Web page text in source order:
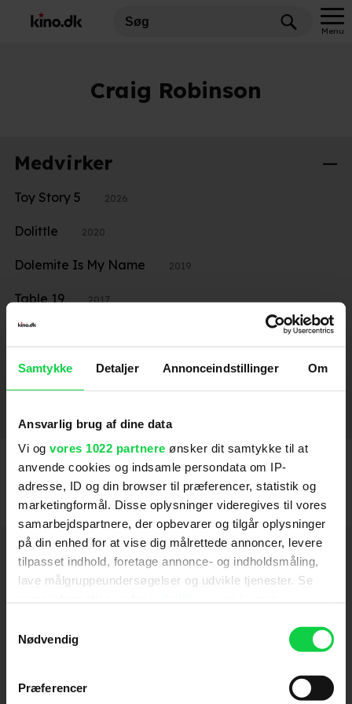
Samtykke Detaljer Annonceindstillinger Om
Ansvarlig brug af dine data
Vi og vores 1022 partnere ønsker dit samtykke til at
anvende cookies og indsamle persondata om IP-
adresse, ID og din browser til præferencer, statistik og
marketingformål. Disse oplysninger videregives til vores
samarbejdspartnere, der opbevarer og tilgår oplysninger
på din enhed for at vise dig målrettede annoncer, levere
tilpasset indhold, foretage annonce- og indholdsmåling,
lave målgruppeundersøgelser og udvikle tjenester. Se
tilbage eller ændre indstillinger fra vores
"Cookiedeklaration", eller ved at trykke på "Privacy
Nødvendig
Præferencer
Menu
Craig Robinson
Medvirker
Toy Story 5 2026
Dolittle 2020
Dolemite Is My Name 2019
Table 19 2017
Sausage Party
SE FLERE
Stemmer
Bad Guys 2 - De er super barske 2025
Bad Guys - De er super barske 2022
Hold dig opdateret
Send
Ved tilmelding accepterer jeg samtidig